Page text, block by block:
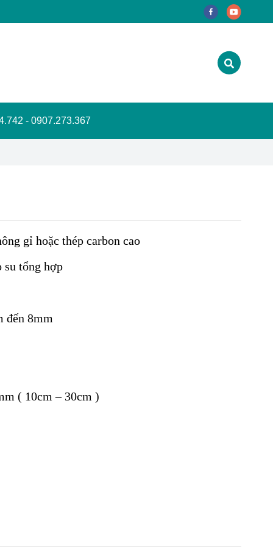
- 0907.273.367
gỉ hoặc thép carbon cao
su tổng hợp
đến 8mm
( 10cm – 30cm )